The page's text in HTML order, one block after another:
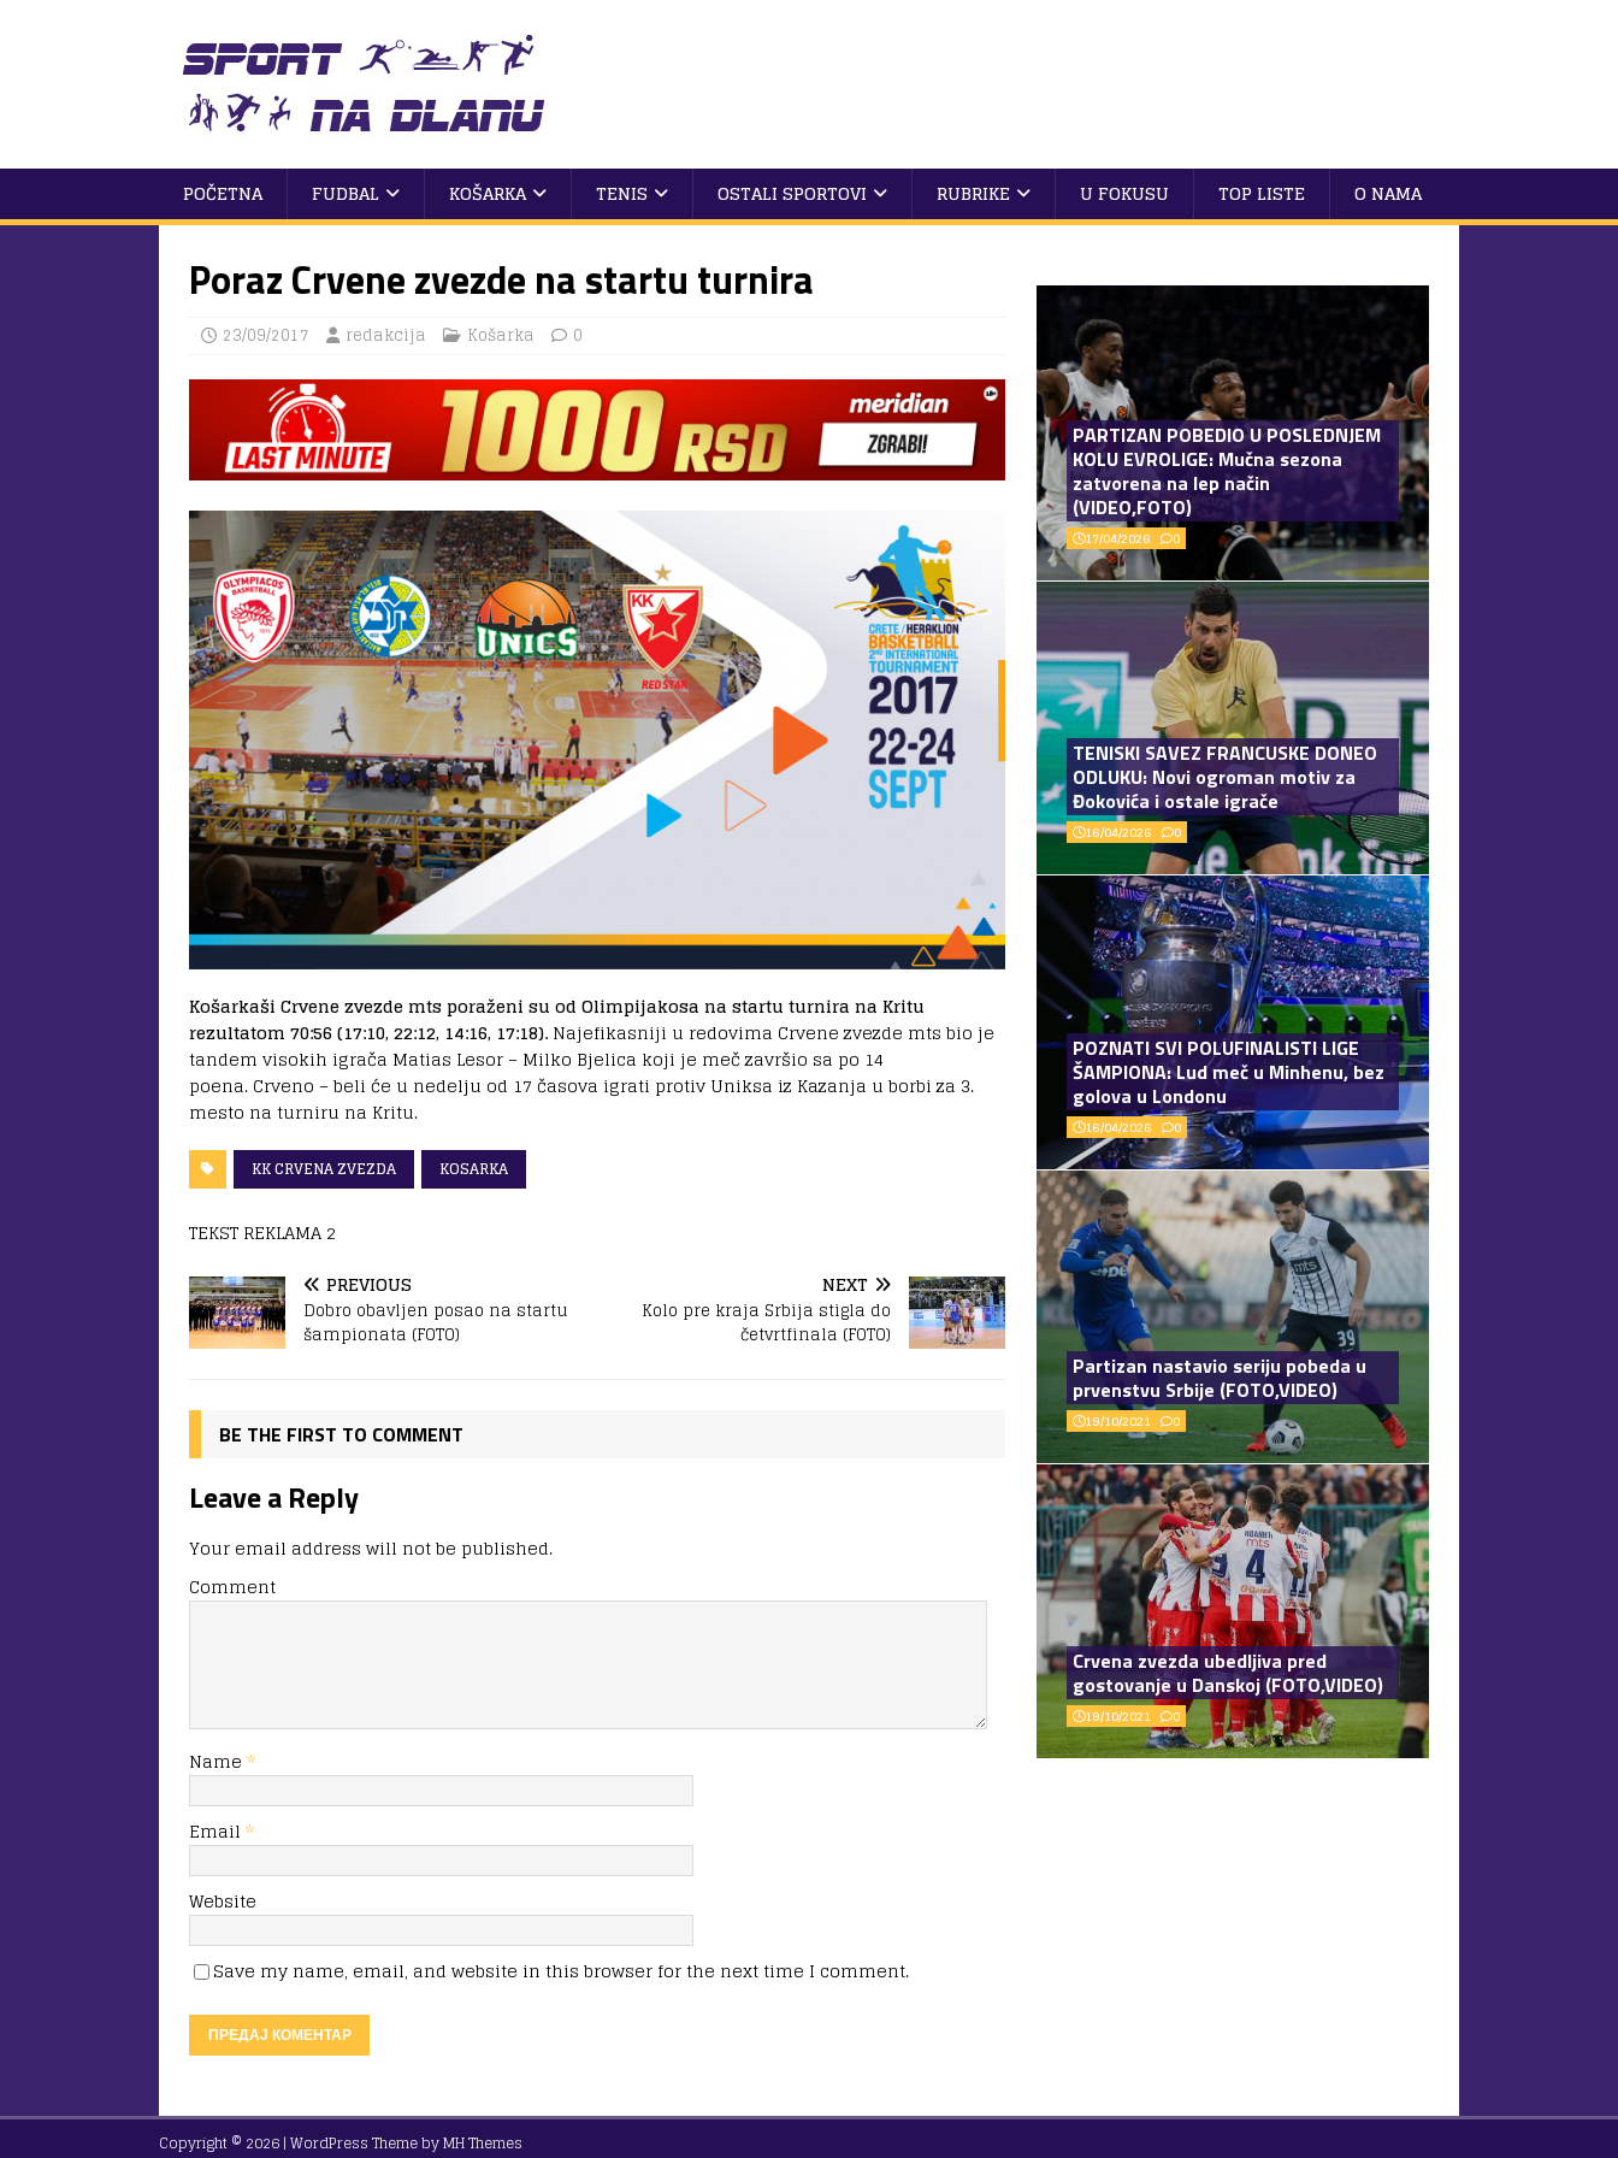
POČETNA FUDBAL KOŠARKA TENIS OSTALI SPORTOVI RUBRIKE U FOKUSU TOP LISTE O NAMA
Poraz Crvene zvezde na startu turnira
23/09/2017 redakcija Košarka 0
Košarkaši Crvene zvezde mts poraženi su od Olimpijakosa na startu turnira na Kritu
rezultatom 70:56 (17:10, 22:12, 14:16, 17:18). Najefikasniji u redovima Crvene zvezde mts bio je
tandem visokih igrača Matias Lesor – Milko Bjelica koji je meč završio sa po 14
poena. Crveno – beli će u nedelju od 17 časova igrati protiv Uniksa iz Kazanja u borbi za 3.
mesto na turniru na Kritu.
KK CRVENA ZVEZDA KOSARKA
TEKST REKLAMA 2
PREVIOUS
Dobro obavljen posao na startu
šampionata (FOTO)
NEXT
Kolo pre kraja Srbija stigla do
četvrtfinala (FOTO)
BE THE FIRST TO COMMENT
Leave a Reply
Your email address will not be published.
Comment
Name *
Email *
Website
Save my name, email, and website in this browser for the next time I comment.
PARTIZAN POBEDIO U POSLEDNJEM
KOLU EVROLIGE: Mučna sezona
zatvorena na lep način
(VIDEO,FOTO)
17/04/2026 0
TENISKI SAVEZ FRANCUSKE DONEO
ODLUKU: Novi ogroman motiv za
Đokovića i ostale igrače
16/04/2026 0
POZNATI SVI POLUFINALISTI LIGE
ŠAMPIONA: Lud meč u Minhenu, bez
golova u Londonu
16/04/2026 0
Partizan nastavio seriju pobeda u
prvenstvu Srbije (FOTO,VIDEO)
19/10/2021 0
Crvena zvezda ubedljiva pred
gostovanje u Danskoj (FOTO,VIDEO)
19/10/2021 0
Copyright © 2026 | WordPress Theme byMH Themes